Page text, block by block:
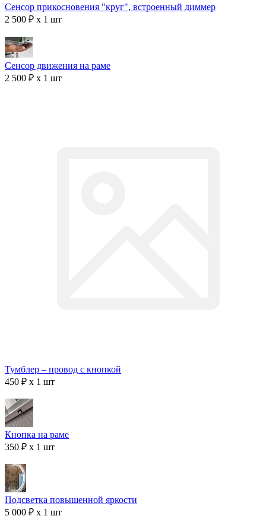
Сенсор прикосновения "круг", встроенный диммер
2 500 ₽ x 1 шт
Сенсор движения на раме
2 500 ₽ x 1 шт
Тумблер – провод с кнопкой
450 ₽ x 1 шт
Кнопка на раме
350 ₽ x 1 шт
Подсветка повышенной яркости
5 000 ₽ x 1 шт